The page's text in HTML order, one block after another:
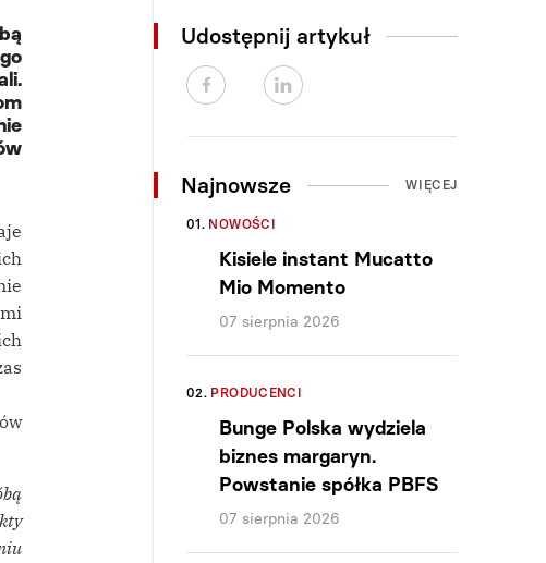
Udostępnij artykuł
Najnowsze WIĘCEJ
01. NOWOŚCI
Kisiele instant Mucatto
Mio Momento
07 sierpnia 2026
02. PRODUCENCI
Bunge Polska wydziela
biznes margaryn.
Powstanie spółka PBFS
07 sierpnia 2026